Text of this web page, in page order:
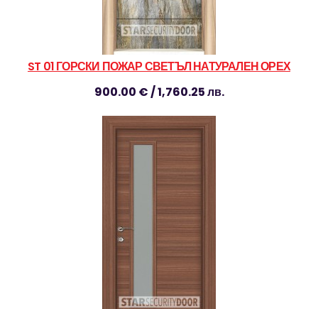
ST 01 ГОРСКИ ПОЖАР СВЕТЪЛ НАТУРАЛЕН ОРЕХ
900.00 € / 1,760.25 лв.